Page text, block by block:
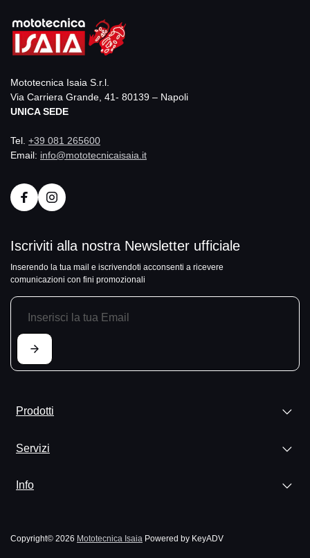
Mototecnica Isaia S.r.l.
Via Carriera Grande, 41- 80139 – Napoli
UNICA SEDE
Tel. +39 081 265600
Email: info@mototecnicaisaia.it
Iscriviti alla nostra Newsletter ufficiale
Inserendo la tua mail e iscrivendoti acconsenti a ricevere
comunicazioni con fini promozionali
Prodotti
Servizi
Info
Copyright© 2026 Mototecnica Isaia Powered by KeyADV